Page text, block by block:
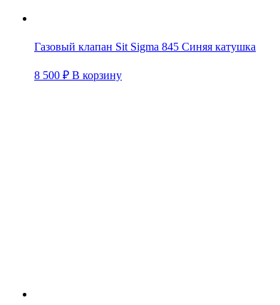
Газовый клапан Sit Sigma 845 Синяя катушка
8 500 ₽ В корзину